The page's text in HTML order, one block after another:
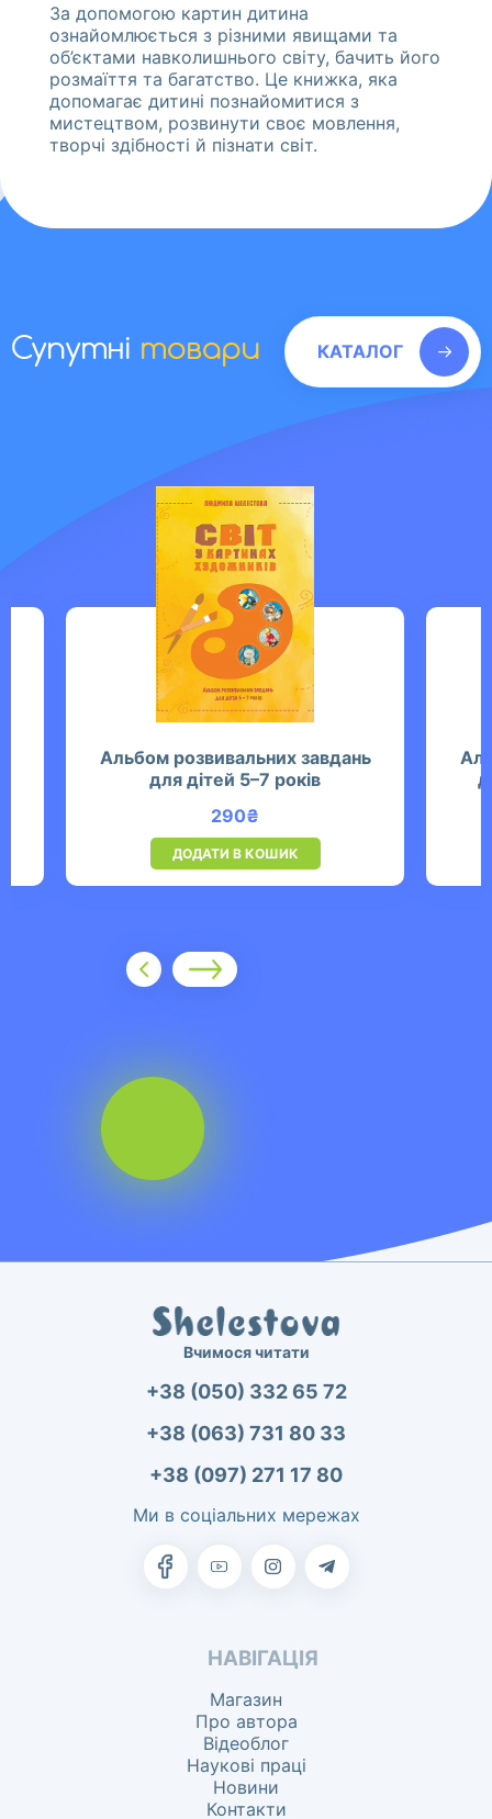
За допомогою картин дитина
ознайомлюється з різними явищами та
об’єктами навколишнього світу, бачить його
розмаїття та багатство. Це книжка, яка
допомагає дитині познайомитися з
мистецтвом, розвинути своє мовлення,
творчі здібності й пізнати світ.
Супутні товари КАТАЛОГ
Альбом розвивальних завдань
для дітей 5–7 років
290₴
ДОДАТИ В КОШИК
Вчимося читати
+38 (050) 332 65 72
+38 (063) 731 80 33
+38 (097) 271 17 80
Ми в соціальних мережах
НАВІГАЦІЯ
Магазин
Про автора
Відеоблог
Наукові праці
Новини
Контакти